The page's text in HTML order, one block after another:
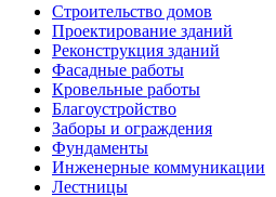
Строительство домов
Проектирование зданий
Реконструкция зданий
Фасадные работы
Кровельные работы
Благоустройство
Заборы и ограждения
Фундаменты
Инженерные коммуникации
Лестницы